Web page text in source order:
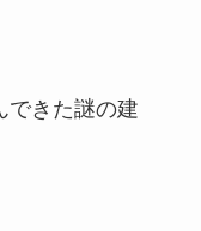
できた謎の建